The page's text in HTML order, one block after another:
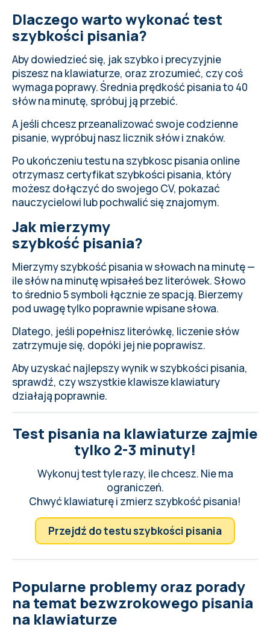
Dlaczego warto wykonać test
szybkości pisania?
Aby dowiedzieć się, jak szybko i precyzyjnie
piszesz na klawiaturze, oraz zrozumieć, czy coś
wymaga poprawy.Średnia prędkość pisaniato 40
słów na minutę, spróbuj ją przebić.
A jeśli chcesz przeanalizować swoje codzienne
pisanie, wypróbuj nasz licznik słów i znaków.
Po ukończeniu testu na szybkosc pisania online
otrzymasz certyfikat szybkości pisania, który
możesz dołączyć do swojego CV, pokazać
nauczycielowi lub pochwalić się znajomym.
Jak mierzymy
szybkość pisania?
Mierzymy szybkość pisania w słowach na minutę —
ile słów na minutę wpisałeś bez literówek. Słowo
to średnio 5 symboli łącznie ze spacją. Bierzemy
pod uwagę tylko poprawnie wpisane słowa.
Dlatego, jeśli popełnisz literówkę, liczenie słów
zatrzymuje się, dopóki jej nie poprawisz.
Aby uzyskać najlepszy wynik w szybkości pisania,
sprawdź, czy wszystkie klawisze klawiatury
działają poprawnie.
Test pisania na klawiaturze zajmie
tylko 2-3 minuty!
Wykonuj test tyle razy, ile chcesz. Nie ma
ograniczeń.
Chwyć klawiaturę i zmierz szybkość pisania!
Przejdź do testu szybkości pisania
Popularne problemy oraz porady
na temat bezwzrokowego pisania
na klawiaturze